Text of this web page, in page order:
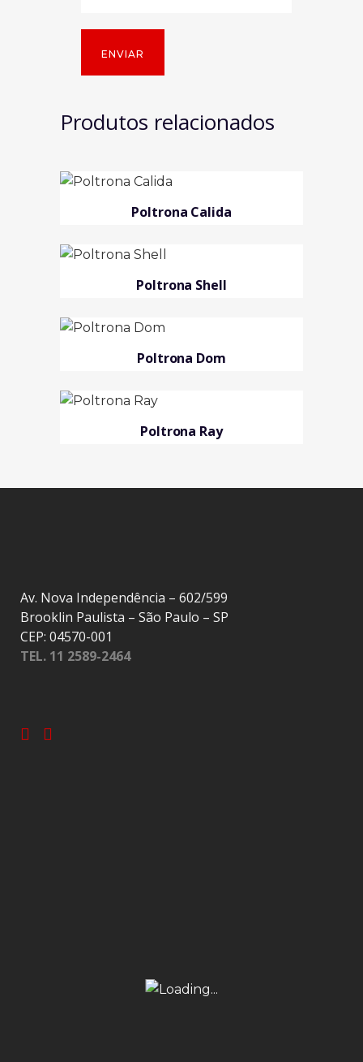
Produtos relacionados
Poltrona Calida
Poltrona Shell
Poltrona Dom
Poltrona Ray
Av. Nova Independência – 602/599
Brooklin Paulista – São Paulo – SP
CEP: 04570-001
TEL. 11 2589-2464